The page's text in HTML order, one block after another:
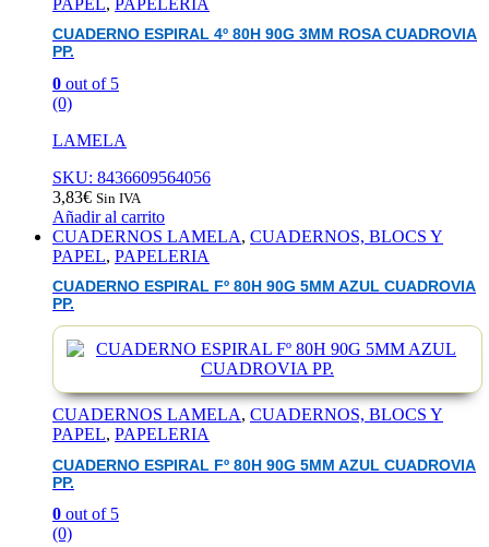
CUADERNO ESPIRAL 4º 80H 90G 3MM ROSA CUADROVIA
PP.
0 out of 5
(0)
LAMELA
SKU: 8436609564056
3,83€ Sin IVA
Añadir al carrito
CUADERNOS LAMELA, CUADERNOS, BLOCS Y
PAPEL, PAPELERIA
CUADERNO ESPIRAL Fº 80H 90G 5MM AZUL CUADROVIA
PP.
CUADERNOS LAMELA, CUADERNOS, BLOCS Y
PAPEL, PAPELERIA
CUADERNO ESPIRAL Fº 80H 90G 5MM AZUL CUADROVIA
PP.
0 out of 5
(0)